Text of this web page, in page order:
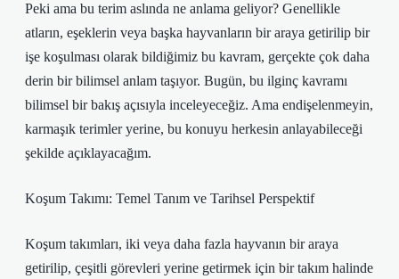
Peki ama bu terim aslında ne anlama geliyor? Genellikle
atların, eşeklerin veya başka hayvanların bir araya getirilip bir
işe koşulması olarak bildiğimiz bu kavram, gerçekte çok daha
derin bir bilimsel anlam taşıyor. Bugün, bu ilginç kavramı
bilimsel bir bakış açısıyla inceleyeceğiz. Ama endişelenmeyin,
karmaşık terimler yerine, bu konuyu herkesin anlayabileceği
şekilde açıklayacağım.
Koşum Takımı: Temel Tanım ve Tarihsel Perspektif
Koşum takımları, iki veya daha fazla hayvanın bir araya
getirilip, çeşitli görevleri yerine getirmek için bir takım halinde